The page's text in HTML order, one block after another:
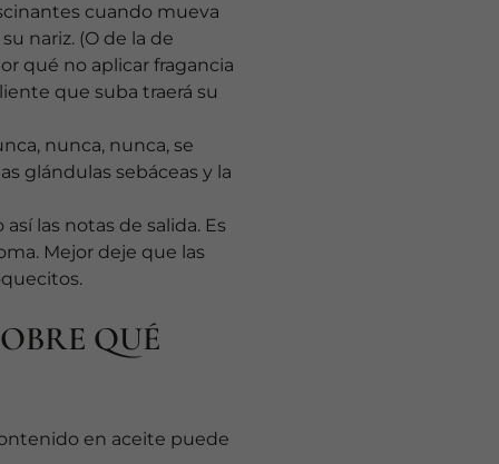
cuando mueva
nariz. (O de la de
qué no aplicar fragancia
que suba traerá su
nunca, nunca, se
glándulas sebáceas y la
las notas de salida. Es
Mejor deje que las
QUÉ
en aceite puede